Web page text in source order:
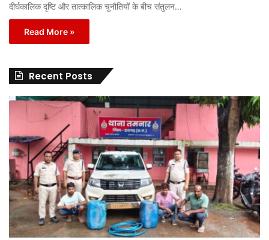
दीर्घकालिक दृष्टि और तात्कालिक चुनौतियों के बीच संतुलन…
Read More »
Recent Posts